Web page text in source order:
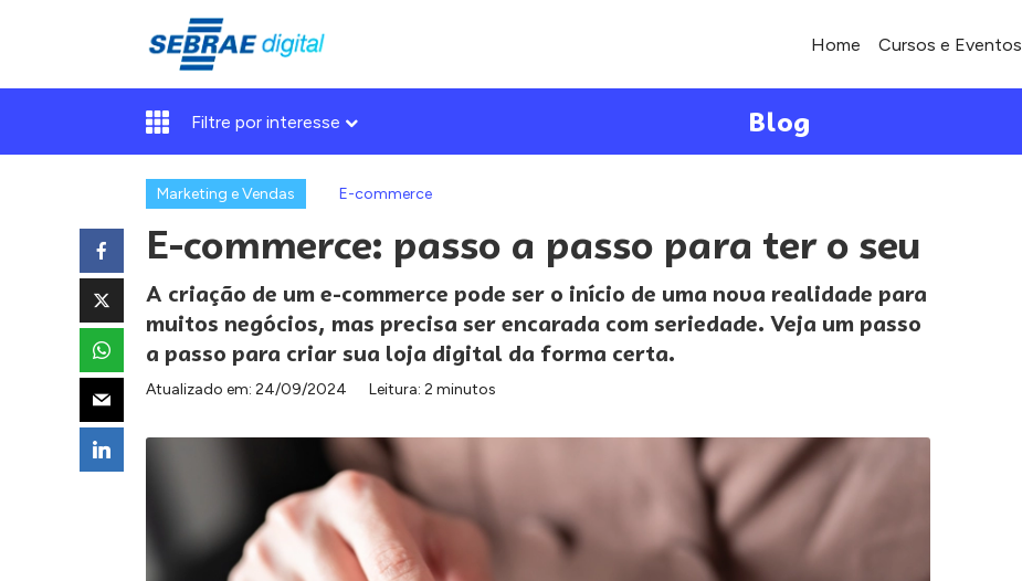
Home Cursos e Eventos
Filtre por interesse Blog
Marketing e Vendas E-commerce
E-commerce: passo a passo para ter o seu
A criação de um e-commerce pode ser o início de uma nova realidade para
muitos negócios, mas precisa ser encarada com seriedade. Veja um passo
a passo para criar sua loja digital da forma certa.
Atualizado em: 24/09/2024 Leitura: 2 minutos